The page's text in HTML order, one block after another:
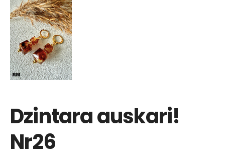
Dzintara auskari!
Nr26